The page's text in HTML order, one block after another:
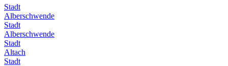
Stadt
Alberschwende
Stadt
Alberschwende
Stadt
Altach
Stadt